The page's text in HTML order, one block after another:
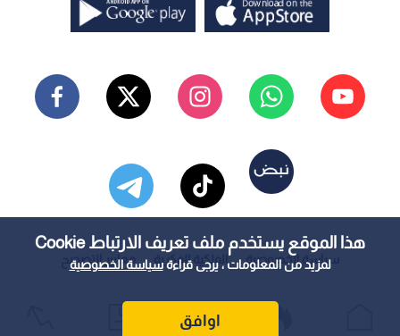
هذا الموقع يستخدم ملف تعريف الارتباط Cookie
لمزيد من المعلومات ، يرجى قراءةسياسة الخصوصية
اوافق
سياسة الخصوصية الملكية الفكرية معايير التصحيح